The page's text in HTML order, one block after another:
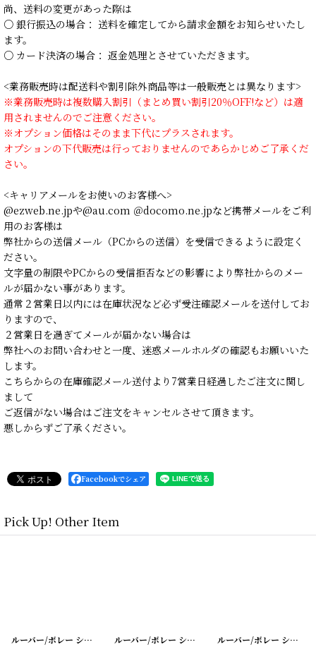
尚、送料の変更があった際は
○ 銀行振込の場合： 送料を確定してから請求金額をお知らせいたし
ます。
○ カード決済の場合： 返金処理とさせていただきます。
<業務販売時は配送料や割引除外商品等は一般販売とは異なります>
※業務販売時は複数購入割引（まとめ買い割引20％OFF!など）は適
用されませんのでご注意ください。
※オプション価格はそのまま下代にプラスされます。
オプションの下代販売は行っておりませんのであらかじめご了承くだ
さい。
<キャリアメールをお使いのお客様へ>
@ezweb.ne.jpや@au.com ＠docomo.ne.jpなど携帯メールをご利
用のお客様は
弊社からの送信メール（PCからの送信）を受信できるように設定く
ださい。
文字量の制限やPCからの受信拒否などの影響により弊社からのメー
ルが届かない事があります。
通常２営業日以内には在庫状況など必ず受注確認メールを送付してお
りますので、
２営業日を過ぎてメールが届かない場合は
弊社へのお問い合わせと一度、迷惑メールホルダの確認もお願いいた
します。
こちらからの在庫確認メール送付より7営業日経過したご注文に関し
まして
ご返信がない場合はご注文をキャンセルさせて頂きます。
悪しからずご了承ください。
Facebookでシェア
Pick Up! Other Item
[20200401-16
ルーバー/ボレー シャッター シングル [20200401-14
ルーバー/ボレー シャッター シングル [20200401-
ルーバー/ボレー シャッター シングル